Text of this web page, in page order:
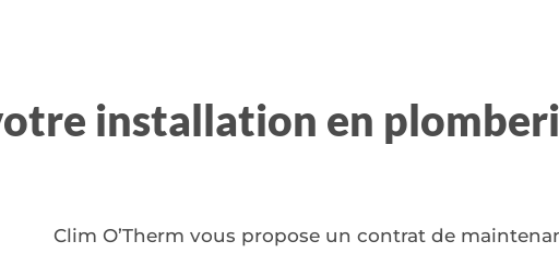
installation en
Clim O’Therm vous propose un contrat de